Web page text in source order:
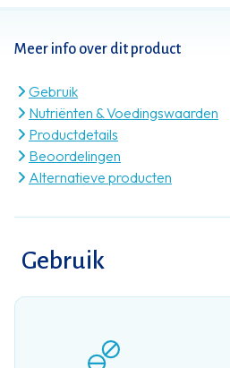
Meer info over dit product
Gebruik
Nutriënten & Voedingswaarden
Productdetails
Beoordelingen
Alternatieve producten
Gebruik